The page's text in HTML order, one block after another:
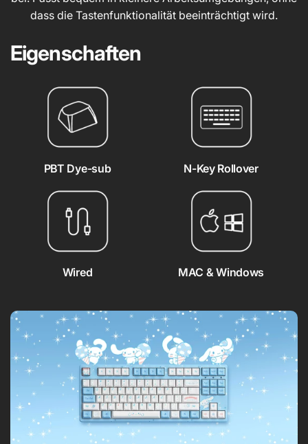
dass die Tastenfunktionalität beeinträchtigt wird.
Eigenschaften
PBT Dye-sub N-Key Rollover
Wired MAC & Windows